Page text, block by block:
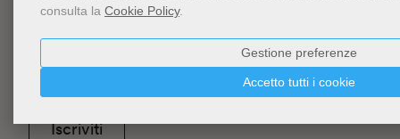
consulta la Cookie Policy.
Accetto tutti i cookie
Gestione preferenze
Newsletter
Iscriviti